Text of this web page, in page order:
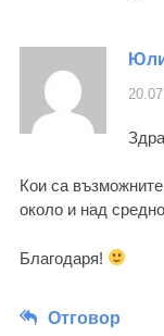
Кои са
около и над
Благодаря!
Отговор